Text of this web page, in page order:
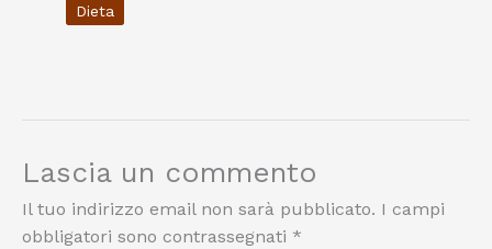
Dieta
Lascia un commento
Il tuo indirizzo email non sarà pubblicato. I campi
obbligatori sono contrassegnati *